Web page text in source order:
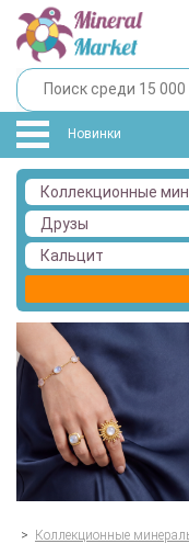
Новинки
> Коллекционные